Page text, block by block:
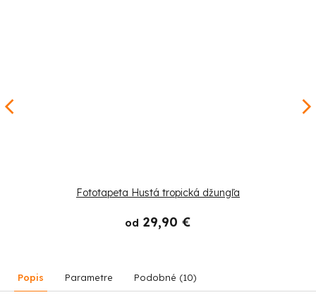
Fototapeta Hustá tropická džungľa
od 29,90 €
Popis Parametre Podobné (10)